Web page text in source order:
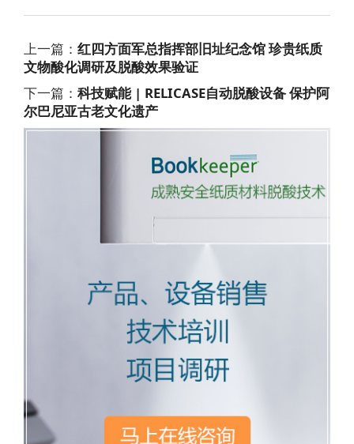
上一篇： 红四方面军总指挥部旧址纪念馆 珍贵纸质
文物酸化调研及脱酸效果验证
下一篇： 科技赋能 | RELICASE自动脱酸设备 保护阿
尔巴尼亚古老文化遗产